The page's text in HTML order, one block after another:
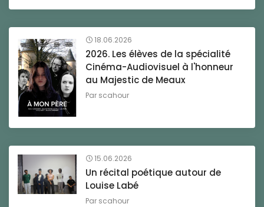
18.06.2026
2026. Les élèves de la spécialité
Cinéma-Audiovisuel à l'honneur
au Majestic de Meaux
Par scahour
15.06.2026
Un récital poétique autour de
Louise Labé
Par scahour